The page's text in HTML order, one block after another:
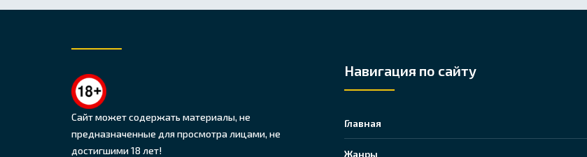
Сайт может содержать материалы, не
предназначенные для просмотра лицами, не
достигшими 18 лет!
Навигация по сайту
Главная
Жанры